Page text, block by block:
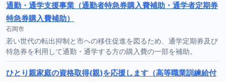
通勤・通学支援事業（通勤者特急券購入費補助・通学者定期券
特急券購入費補助）
石岡市
若い世代の転出抑制と市への移住促進を図るため、通学定期券及び
特急券を利用して通勤・通学する方の購入費の一部を補助。
ひとり親家庭の資格取得(親)を応援します（高等職業訓練給付